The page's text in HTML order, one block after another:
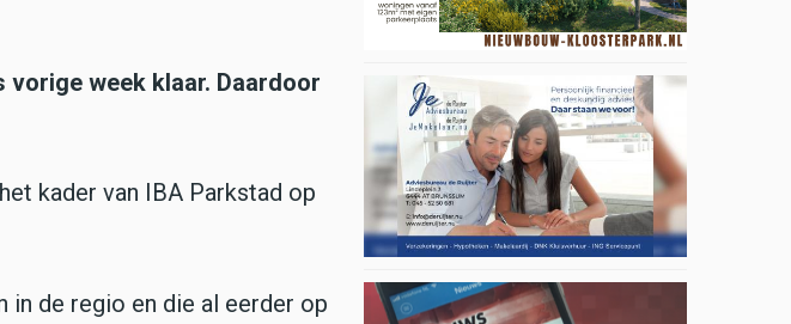
week klaar. Daardoor
kader van IBA Parkstad op
in de regio en die al eerder op